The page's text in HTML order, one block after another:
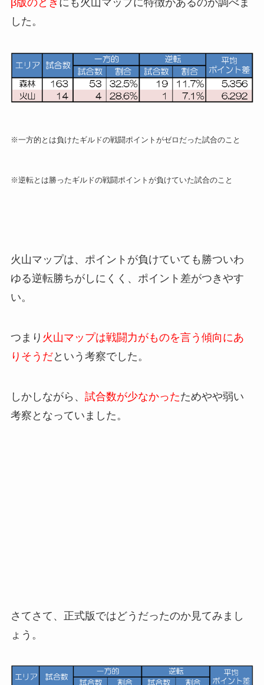
した。
※一方的とは負けたギルドの戦闘ポイントがゼロだった試合のこと
※逆転とは勝ったギルドの戦闘ポイントが負けていた試合のこと
火山マップは、ポイントが負けていても勝ついわ
ゆる逆転勝ちがしにくく、ポイント差がつきやす
い。
つまり 火山マップは戦闘力がものを言う傾向にあ
りそうだという考察でした。
しかしながら、 試合数が少なかったためやや弱い
考察となっていました。
さてさて、正式版ではどうだったのか見てみまし
ょう。